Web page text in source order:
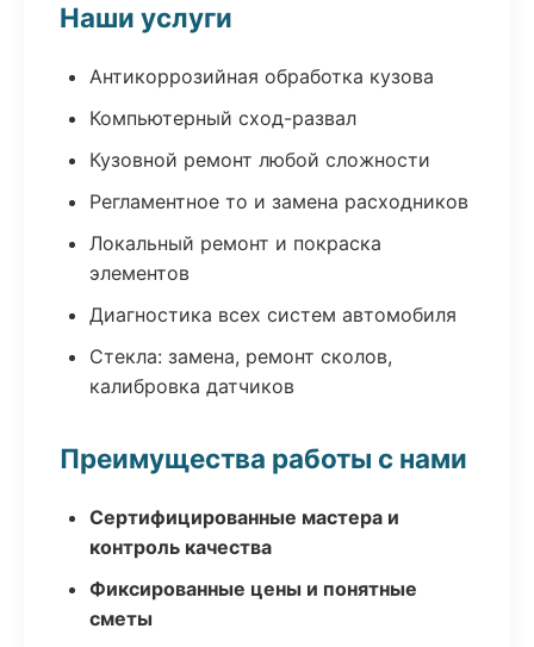
Наши услуги
Антикоррозийная обработка кузова
Компьютерный сход-развал
Кузовной ремонт любой сложности
Регламентное то и замена расходников
Локальный ремонт и покраска
элементов
Диагностика всех систем автомобиля
Стекла: замена, ремонт сколов,
калибровка датчиков
Преимущества работы с нами
Сертифицированные мастера и
контроль качества
Фиксированные цены и понятные
сметы